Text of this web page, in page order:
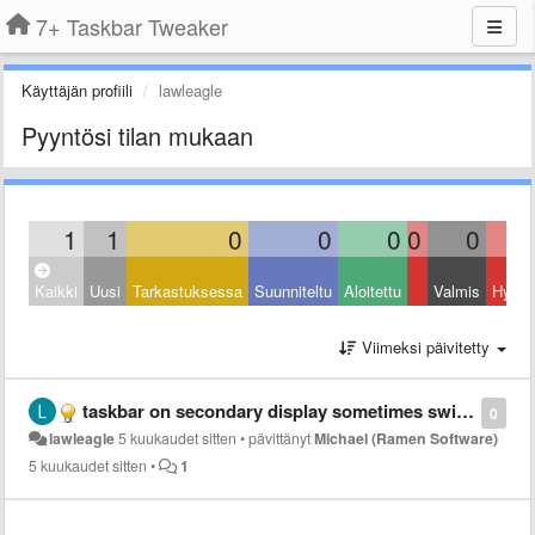
7+ Taskbar Tweaker
Käyttäjän profiili lawleagle
Pyyntösi tilan mukaan
1 1 0 0 0 0 0
Kaikki Uusi Tarkastuksessa Suunniteltu Aloitettu Valmis
Viimeksi päivitetty
0
taskbar on secondary display sometimes switches to primary display
lawleagle5 kuukaudet sitten •pävittänytMichael (Ramen Software)
5 kuukaudet sitten • 1